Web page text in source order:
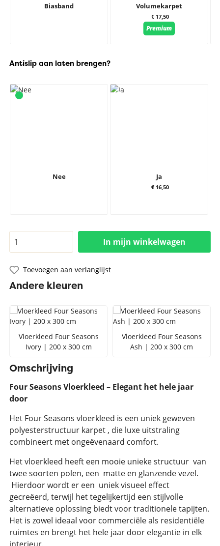
Biasband Volumekarpet
€ 17,50
Premium
Antislip aan laten brengen?
Nee Ja
€ 16,50
In mijn winkelwagen
Toevoegen aan verlanglijst
Andere kleuren
Vloerkleed Four Seasons
Ivory | 200 x 300 cm
Vloerkleed Four Seasons
Ash | 200 x 300 cm
Omschrijving
Four Seasons Vloerkleed – Elegant het hele jaar
door
Het Four Seasons vloerkleed is een uniek geweven
polyesterstructuur karpet , die luxe uitstraling
combineert met ongeëvenaard comfort.
Het vloerkleed heeft een mooie unieke structuur van
twee soorten polen, een matte en glanzende vezel.
Hierdoor wordt er een uniek visueel effect
gecreëerd, terwijl het tegelijkertijd een stijlvolle
alternatieve oplossing biedt voor traditionele tapijten.
Het is zowel ideaal voor commerciële als residentiële
ruimtes en brengt het hele jaar door elegantie in elk
interieur.